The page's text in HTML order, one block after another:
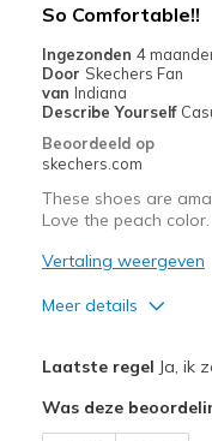
View On Shoes
So Comfortable!!
Ingezonden 4
Door Skechers Fan
van Indiana
Describe Yourself
Beoordeeld op
skechers.com
These shoes are
Love the peach color.
Vertaling weergeven
Meer details
Breathe Well
Laatste regel Ja, ik
Was deze